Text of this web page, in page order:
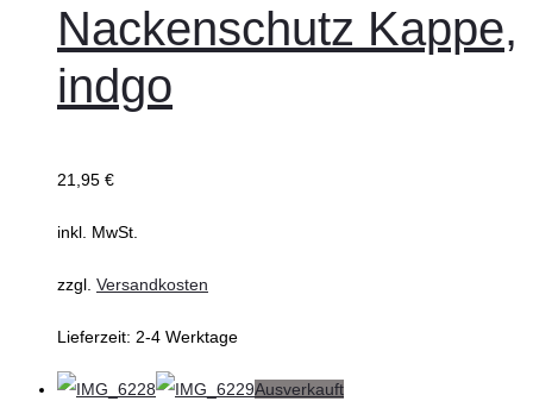
Nackenschutz Kappe,
indgo
21,95 €
inkl. MwSt.
zzgl. Versandkosten
Lieferzeit: 2-4 Werktage
Ausverkauft